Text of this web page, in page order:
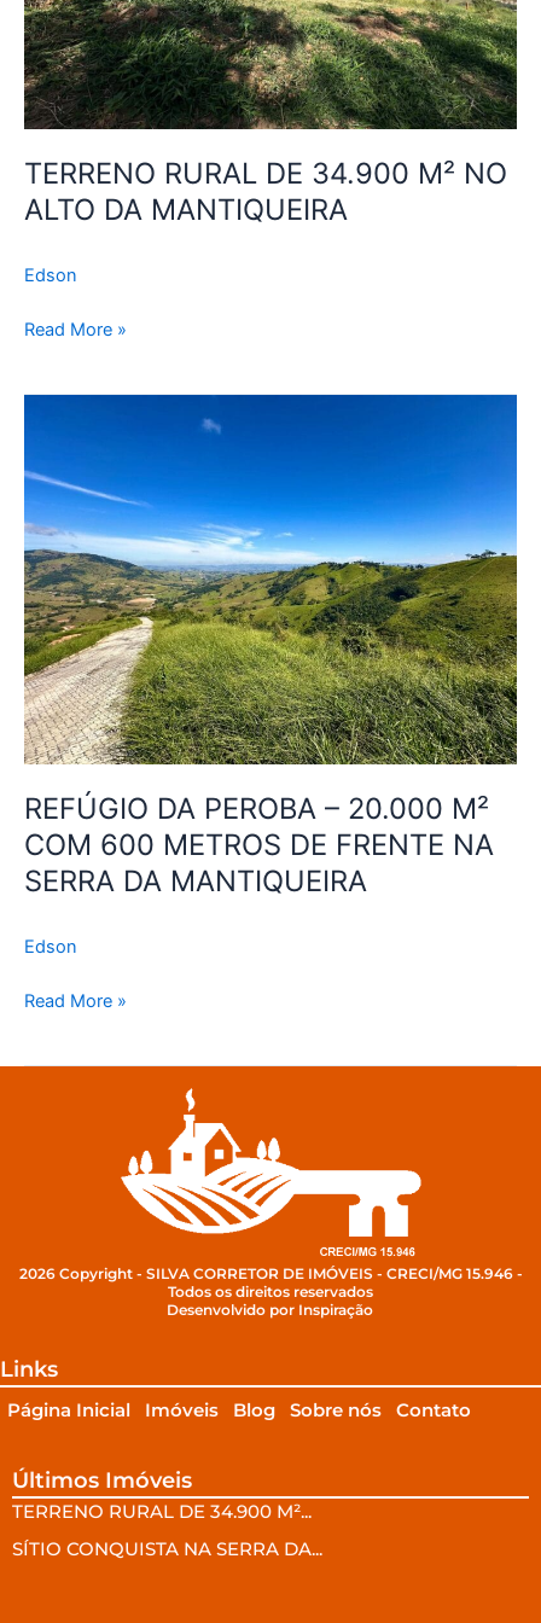
TERRENO RURAL DE 34.900 M² NO
ALTO DA MANTIQUEIRA
Edson
MANTIQUEIRA
Read More »
REFÚGIO DA PEROBA – 20.000 M²
COM 600 METROS DE FRENTE NA
SERRA DA MANTIQUEIRA
Edson
PEROBA
20.000
M²
COM
600
METROS
DE
FRENTE
NA
SERRA
MANTIQUEIRA
Read More »
2026 Copyright - SILVA CORRETOR DE IMÓVEIS - CRECI/MG 15.946 -
Todos os direitos reservados
Desenvolvido por Inspiração
Links
Página Inicial Imóveis Blog Sobre nós Contato
Últimos Imóveis
TERRENO RURAL DE 34.900 M²...
SÍTIO CONQUISTA NA SERRA DA...